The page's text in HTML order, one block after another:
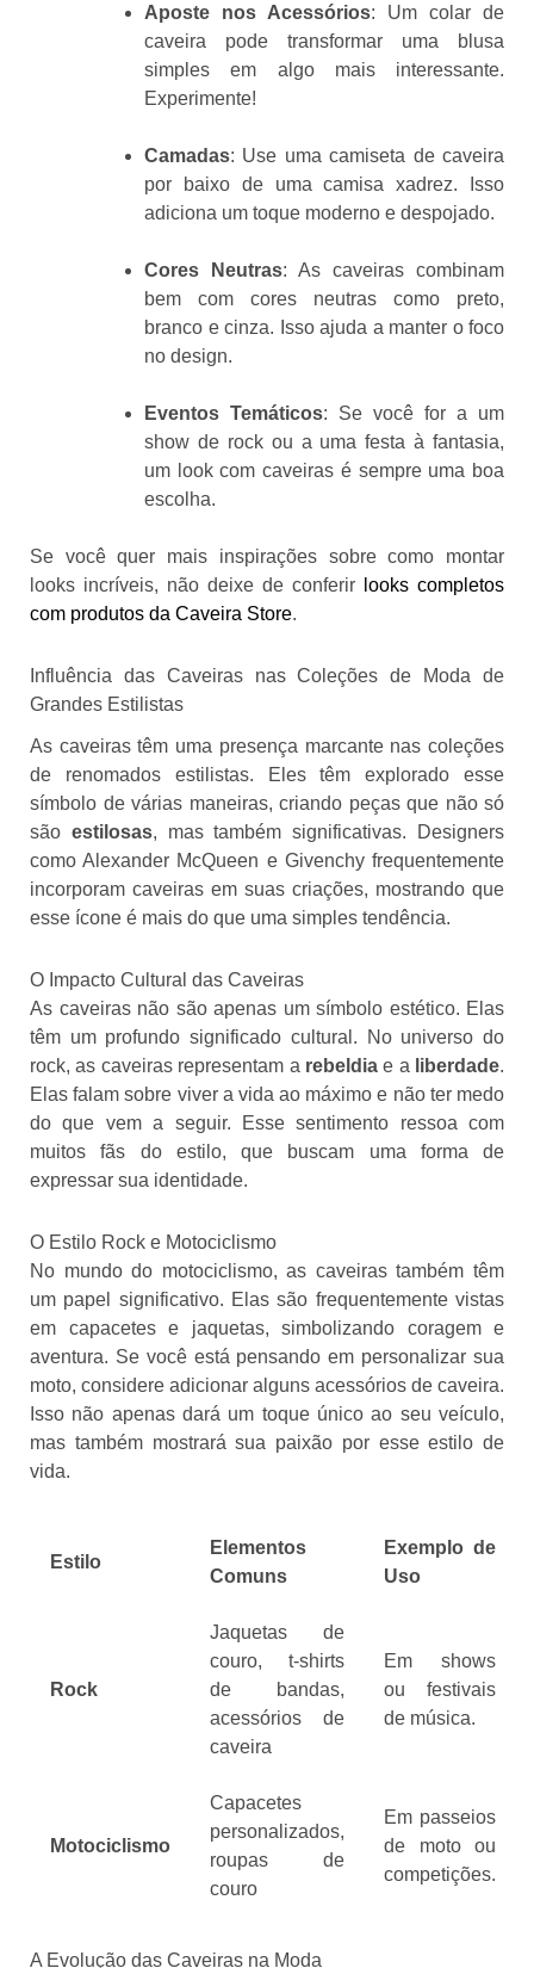
Aposte nos Acessórios: Um colar de
caveira pode transformar uma blusa
simples em algo mais interessante.
Experimente!
Camadas: Use uma camiseta de caveira
por baixo de uma camisa xadrez. Isso
adiciona um toque moderno e despojado.
Cores Neutras: As caveiras combinam
bem com cores neutras como preto,
branco e cinza. Isso ajuda a manter o foco
no design.
Eventos Temáticos: Se você for a um
show de rock ou a uma festa à fantasia,
um look com caveiras é sempre uma boa
escolha.
Se você quer mais inspirações sobre como montar
looks incríveis, não deixe de conferir
looks completos
com produtos da Caveira Store.
Influência das Caveiras nas Coleções de Moda de
Grandes Estilistas
As caveiras têm uma presença marcante nas coleções
de renomados estilistas. Eles têm explorado esse
símbolo de várias maneiras, criando peças que não só
são estilosas, mas também significativas. Designers
como Alexander McQueen e Givenchy frequentemente
incorporam caveiras em suas criações, mostrando que
esse ícone é mais do que uma simples tendência.
O Impacto Cultural das Caveiras
As caveiras não são apenas um símbolo estético. Elas
têm um profundo significado cultural. No universo do
rock, as caveiras representam a rebeldiae a liberdade.
Elas falam sobre viver a vida ao máximo e não ter medo
do que vem a seguir. Esse sentimento ressoa com
muitos fãs do estilo, que buscam uma forma de
expressar sua identidade.
O Estilo Rock e Motociclismo
No mundo do motociclismo, as caveiras também têm
um papel significativo. Elas são frequentemente vistas
em capacetes e jaquetas, simbolizando coragem e
aventura. Se você está pensando em personalizar sua
moto, considere adicionar alguns acessórios de caveira.
Isso não apenas dará um toque único ao seu veículo,
mas também mostrará sua paixão por esse estilo de
vida.
Estilo
Elementos
Comuns
Exemplo de
Uso
Rock
Jaquetas de
couro, t-shirts
de bandas,
acessórios de
caveira
Em shows
ou festivais
de música.
Motociclismo
Capacetes
personalizados,
roupas de
couro
Em passeios
de moto ou
competições.
A Evolução das Caveiras na Moda